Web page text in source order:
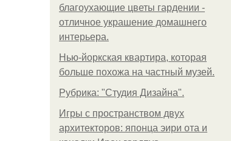
благоухающие цветы гардении -
отличное украшение домашнего
интерьера.
Нью-йоркская квартира, которая
больше похожа на частный музей.
Рубрика: "Студия Дизайна".
Игры с пространством двух
архитекторов: японца эири ота и